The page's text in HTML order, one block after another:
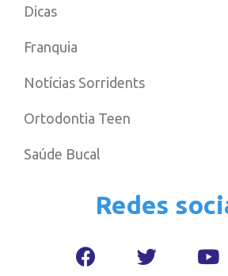
Dicas
Franquia
Notícias Sorridents
Ortodontia Teen
Saúde Bucal
Redes